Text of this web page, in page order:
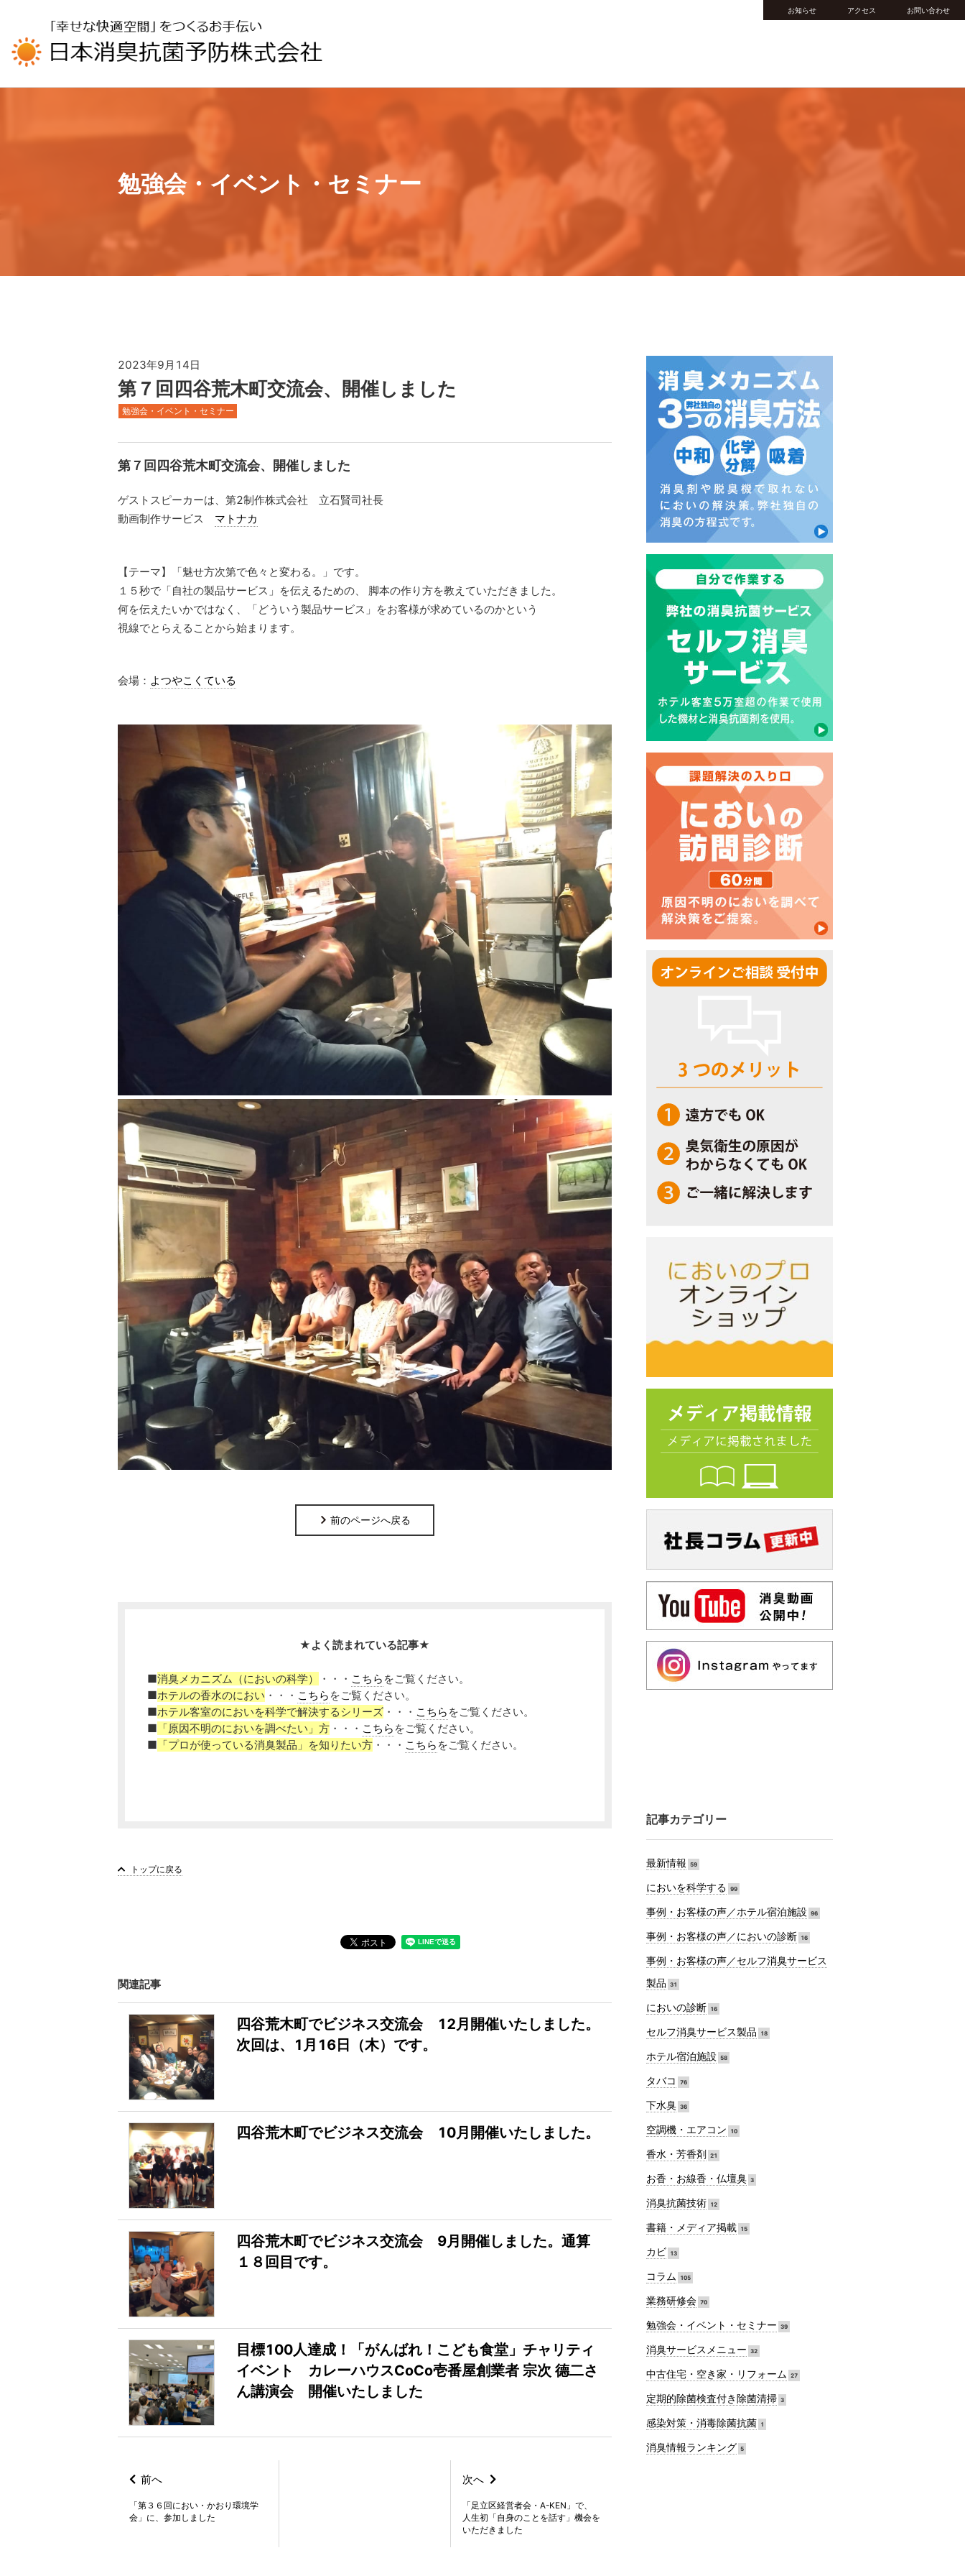
お知らせ アクセス お問い合わせ
勉強会・イベント・セミナー
2023年9月14日
第７回四谷荒木町交流会、開催しました
勉強会・イベント・セミナー
第７回四谷荒木町交流会、開催しました
ゲストスピーカーは、第2制作株式会社 立石賢司社長
動画制作サービス マトナカ
【テーマ】「魅せ方次第で色々と変わる。」です。
１５秒で「自社の製品サービス」を伝えるための、 脚本の作り方を教えていただきました。
何を伝えたいかではなく、「どういう製品サービス」をお客様が求めているのかという
視線でとらえることから始まります。
会場： よつやこくている
前のページへ戻る
★よく読まれている記事★
■消臭メカニズム（においの科学） ・・・ こちら をご覧ください。
■ホテルの香水のにおい ・・・ こちら をご覧ください。
■ホテル客室のにおいを科学で解決するシリーズ ・・・ こちら をご覧ください。
■ 「原因不明のにおいを調べたい」方 ・・・ こちら をご覧ください。
■ 「プロが使っている消臭製品」を知りたい方 ・・・ こちら をご覧ください。
トップに戻る
関連記事
四谷荒木町でビジネス交流会 12月開催いたしました。
次回は、1月16日（木）です。
四谷荒木町でビジネス交流会 10月開催いたしました。
四谷荒木町でビジネス交流会 9月開催しました。通算
１８回目です。
目標100人達成！「がんばれ！こども食堂」チャリティ
イベント カレーハウスCoCo壱番屋創業者 宗次 德二さ
ん講演会 開催いたしました
前へ
「第３６回におい・かおり環境学
会」に、参加しました
次へ
「足立区経営者会・A-KEN」で、
人生初「自身のことを話す」機会を
いただきました
記事カテゴリー
最新情報 59
においを科学する 99
事例・お客様の声／ホテル宿泊施設 96
事例・お客様の声／においの診断 16
事例・お客様の声／セルフ消臭サービス
製品 31
においの診断 16
セルフ消臭サービス製品 18
ホテル宿泊施設 58
タバコ 76
下水臭 36
空調機・エアコン 10
香水・芳香剤 21
お香・お線香・仏壇臭 3
消臭抗菌技術 12
書籍・メディア掲載 15
カビ 13
コラム 105
業務研修会 70
勉強会・イベント・セミナー 39
消臭サービスメニュー 32
中古住宅・空き家・リフォーム 27
定期的除菌検査付き除菌清掃 3
感染対策・消毒除菌抗菌 1
消臭情報ランキング 5